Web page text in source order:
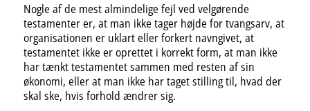
Nogle af de mest almindelige fejl ved velgørende
testamenter er, at man ikke tager højde for tvangsarv, at
organisationen er uklart eller forkert navngivet, at
testamentet ikke er oprettet i korrekt form, at man ikke
har tænkt testamentet sammen med resten af sin
økonomi, eller at man ikke har taget stilling til, hvad der
skal ske, hvis forhold ændrer sig.